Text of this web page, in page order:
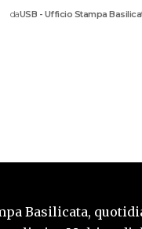
daUSB - Ufficio Stampa
Basilicata,